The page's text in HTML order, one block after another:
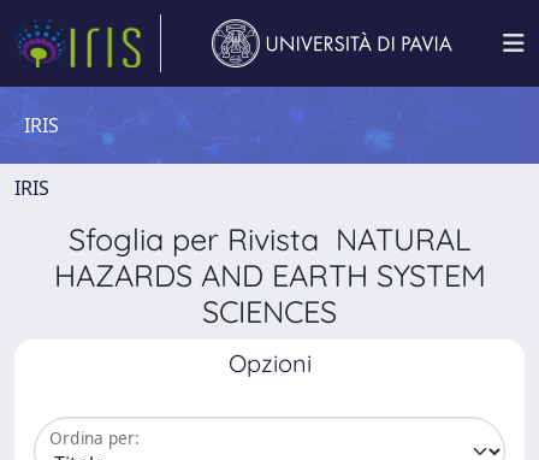
IRIS
IRIS
Sfoglia per Rivista NATURAL
HAZARDS AND EARTH SYSTEM
SCIENCES
Opzioni
Ordina per: